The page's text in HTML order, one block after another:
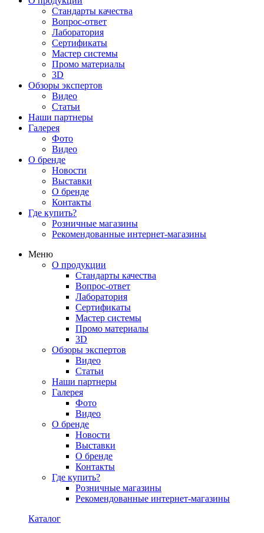
Стандарты качества
Вопрос-ответ
Лаборатория
Сертификаты
Мастер системы
Промо материалы
3D
Обзоры экспертов
Видео
Статьи
Наши партнеры
Галерея
Фото
Видео
О бренде
Новости
Выставки
О бренде
Контакты
Где купить?
Розничные магазины
Рекомендованные интернет-магазины
Меню
О продукции
Стандарты качества
Вопрос-ответ
Лаборатория
Сертификаты
Мастер системы
Промо материалы
3D
Обзоры экспертов
Видео
Статьи
Наши партнеры
Галерея
Фото
Видео
О бренде
Новости
Выставки
О бренде
Контакты
Где купить?
Розничные магазины
Рекомендованные интернет-магазины
Каталог